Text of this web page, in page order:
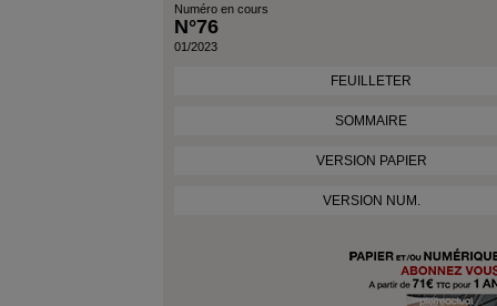
Numéro en cours
N°76
01/2023
FEUILLETER
SOMMAIRE
VERSION PAPIER
VERSION NUM.